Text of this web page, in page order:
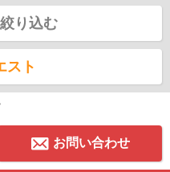
り込む
スト
お問い合わせ